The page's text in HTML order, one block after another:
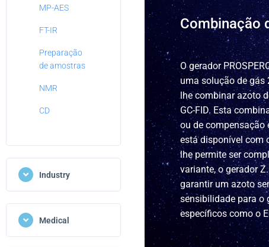
MP-AES
FT-IR
Preparação
de amostras
NMR
CD
Industry
Medical
Combinação
O gerador
uma solução de gás
lhe combinar azoto
GC-FID. Esta
ou de compensação
está disponível com
lhe permite ser
variante, o gerador
garantir um azoto
sensibilidade para o
específicos como o